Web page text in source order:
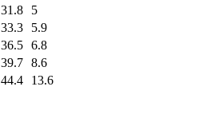
31.8
5
33.3
5.9
36.5 6.8
39.7 8.6
44.4 13.6